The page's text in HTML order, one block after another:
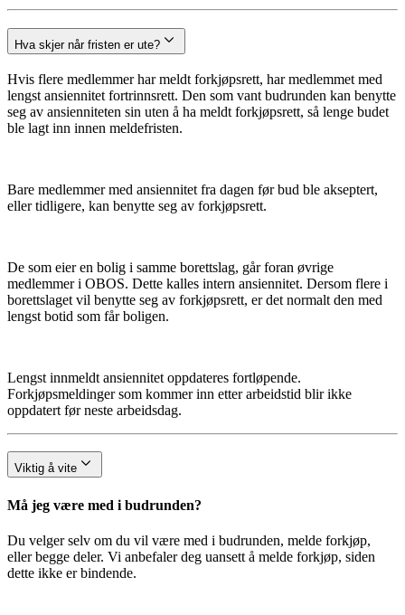
Hva skjer når fristen er ute?
Hvis flere medlemmer har meldt forkjøpsrett, har medlemmet med
lengst ansiennitet fortrinnsrett. Den som vant budrunden kan benytte
seg av ansienniteten sin uten å ha meldt forkjøpsrett, så lenge budet
ble lagt inn innen meldefristen.
Bare medlemmer med ansiennitet fra dagen før bud ble akseptert,
eller tidligere, kan benytte seg av forkjøpsrett.
De som eier en bolig i samme borettslag, går foran øvrige
medlemmer i OBOS. Dette kalles intern ansiennitet. Dersom flere i
borettslaget vil benytte seg av forkjøpsrett, er det normalt den med
lengst botid som får boligen.
Lengst innmeldt ansiennitet oppdateres fortløpende.
Forkjøpsmeldinger som kommer inn etter arbeidstid blir ikke
oppdatert før neste arbeidsdag.
Viktig å vite
Må jeg være med i budrunden?
Du velger selv om du vil være med i budrunden, melde forkjøp,
eller begge deler. Vi anbefaler deg uansett å melde forkjøp, siden
dette ikke er bindende.